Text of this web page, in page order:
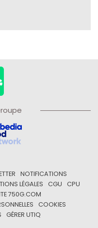
NOTIFICATIONS
LÉGALES CGU
CPU
750G.COM
COOKIES
GÉRER UTIQ